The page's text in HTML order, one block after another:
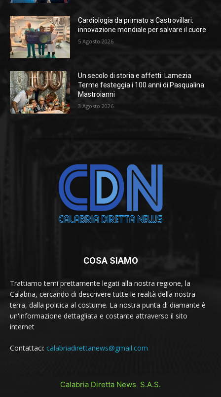
Cardiologia da primato a Castrovillari:
innovazione mondiale per salvare il cuore
5 Agosto 2026
Un secolo di storia e affetti: Lamezia
Terme festeggia i 100 anni di Pasqualina
Mastroianni
3 Agosto 2026
COSA SIAMO
Trattiamo temi prettamente legati alla nostra regione, la
Calabria, cercando di descrivere tutte le realtà della nostra
terra, dalla politica al costume. La nostra punta di diamante è
un'informazione dettagliata e costante attraverso il sito
internet
Contattaci: calabriadirettanews@gmail.com
Calabria Diretta News S.A.S.